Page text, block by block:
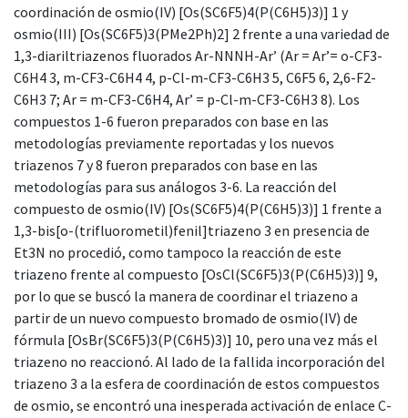
coordinación de osmio(IV) [Os(SC6F5)4(P(C6H5)3)] 1 y
osmio(III) [Os(SC6F5)3(PMe2Ph)2] 2 frente a una variedad de
1,3-diariltriazenos fluorados Ar-NNNH-Ar’ (Ar = Ar’= o-CF3-
C6H4 3, m-CF3-C6H4 4, p-Cl-m-CF3-C6H3 5, C6F5 6, 2,6-F2-
C6H3 7; Ar = m-CF3-C6H4, Ar’ = p-Cl-m-CF3-C6H3 8). Los
compuestos 1-6 fueron preparados con base en las
metodologías previamente reportadas y los nuevos
triazenos 7 y 8 fueron preparados con base en las
metodologías para sus análogos 3-6. La reacción del
compuesto de osmio(IV) [Os(SC6F5)4(P(C6H5)3)] 1 frente a
1,3-bis[o-(trifluorometil)fenil]triazeno 3 en presencia de
Et3N no procedió, como tampoco la reacción de este
triazeno frente al compuesto [OsCl(SC6F5)3(P(C6H5)3)] 9,
por lo que se buscó la manera de coordinar el triazeno a
partir de un nuevo compuesto bromado de osmio(IV) de
fórmula [OsBr(SC6F5)3(P(C6H5)3)] 10, pero una vez más el
triazeno no reaccionó. Al lado de la fallida incorporación del
triazeno 3 a la esfera de coordinación de estos compuestos
de osmio, se encontró una inesperada activación de enlace C-